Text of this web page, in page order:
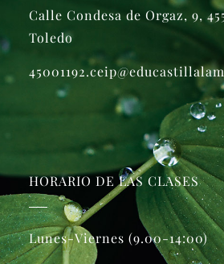
Calle Condesa de Orgaz, 9,
Toledo
HORARIO DE LAS CLASES
Lunes-Viernes (9.00-14:00)